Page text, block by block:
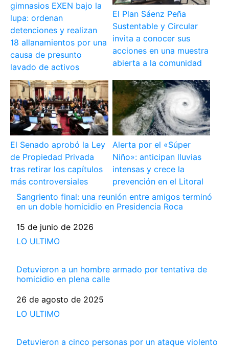
gimnasios EXEN bajo la
lupa: ordenan
detenciones y realizan
18 allanamientos por una
causa de presunto
lavado de activos
El Plan Sáenz Peña
Sustentable y Circular
invita a conocer sus
acciones en una muestra
abierta a la comunidad
El Senado aprobó la Ley
de Propiedad Privada
tras retirar los capítulos
más controversiales
Alerta por el «Súper
Niño»: anticipan lluvias
intensas y crece la
prevención en el Litoral
Sangriento final: una reunión entre amigos terminó
en un doble homicidio en Presidencia Roca
Fecha
15 de junio de 2026
Respecto a
LO ULTIMO
Detuvieron a un hombre armado por tentativa de
homicidio en plena calle
Fecha
26 de agosto de 2025
Respecto a
LO ULTIMO
Detuvieron a cinco personas por un ataque violento